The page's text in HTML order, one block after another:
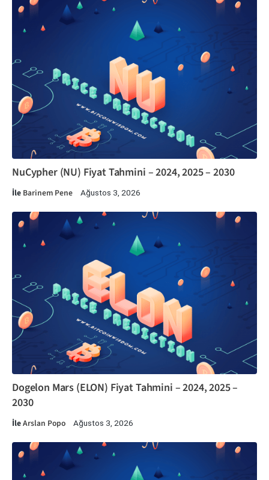
NuCypher (NU) Fiyat Tahmini – 2024, 2025 – 2030
İle Barinem Pene Ağustos 3, 2026
Dogelon Mars (ELON) Fiyat Tahmini – 2024, 2025 –
2030
İleArslan Popo Ağustos 3, 2026